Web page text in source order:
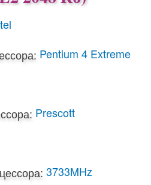
Pentium 4 Extreme
Prescott
3733MHz